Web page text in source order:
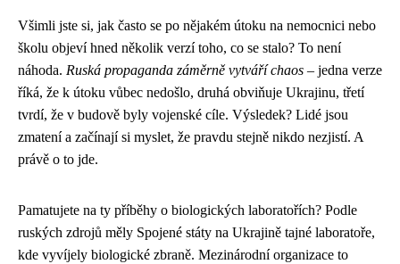
Všimli jste si, jak často se po nějakém útoku na nemocnici nebo
školu objeví hned několik verzí toho, co se stalo? To není
náhoda. Ruská propaganda záměrně vytváří chaos – jedna verze
říká, že k útoku vůbec nedošlo, druhá obviňuje Ukrajinu, třetí
tvrdí, že v budově byly vojenské cíle. Výsledek? Lidé jsou
zmatení a začínají si myslet, že pravdu stejně nikdo nezjistí. A
právě o to jde.
Pamatujete na ty příběhy o biologických laboratořích? Podle
ruských zdrojů měly Spojené státy na Ukrajině tajné laboratoře,
kde vyvíjely biologické zbraně. Mezinárodní organizace to